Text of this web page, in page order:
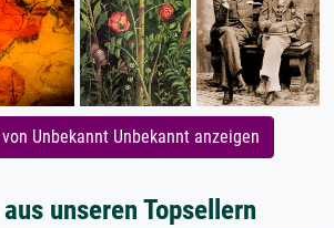
Unbekannt Unbekannt anzeigen
unseren Topsellern